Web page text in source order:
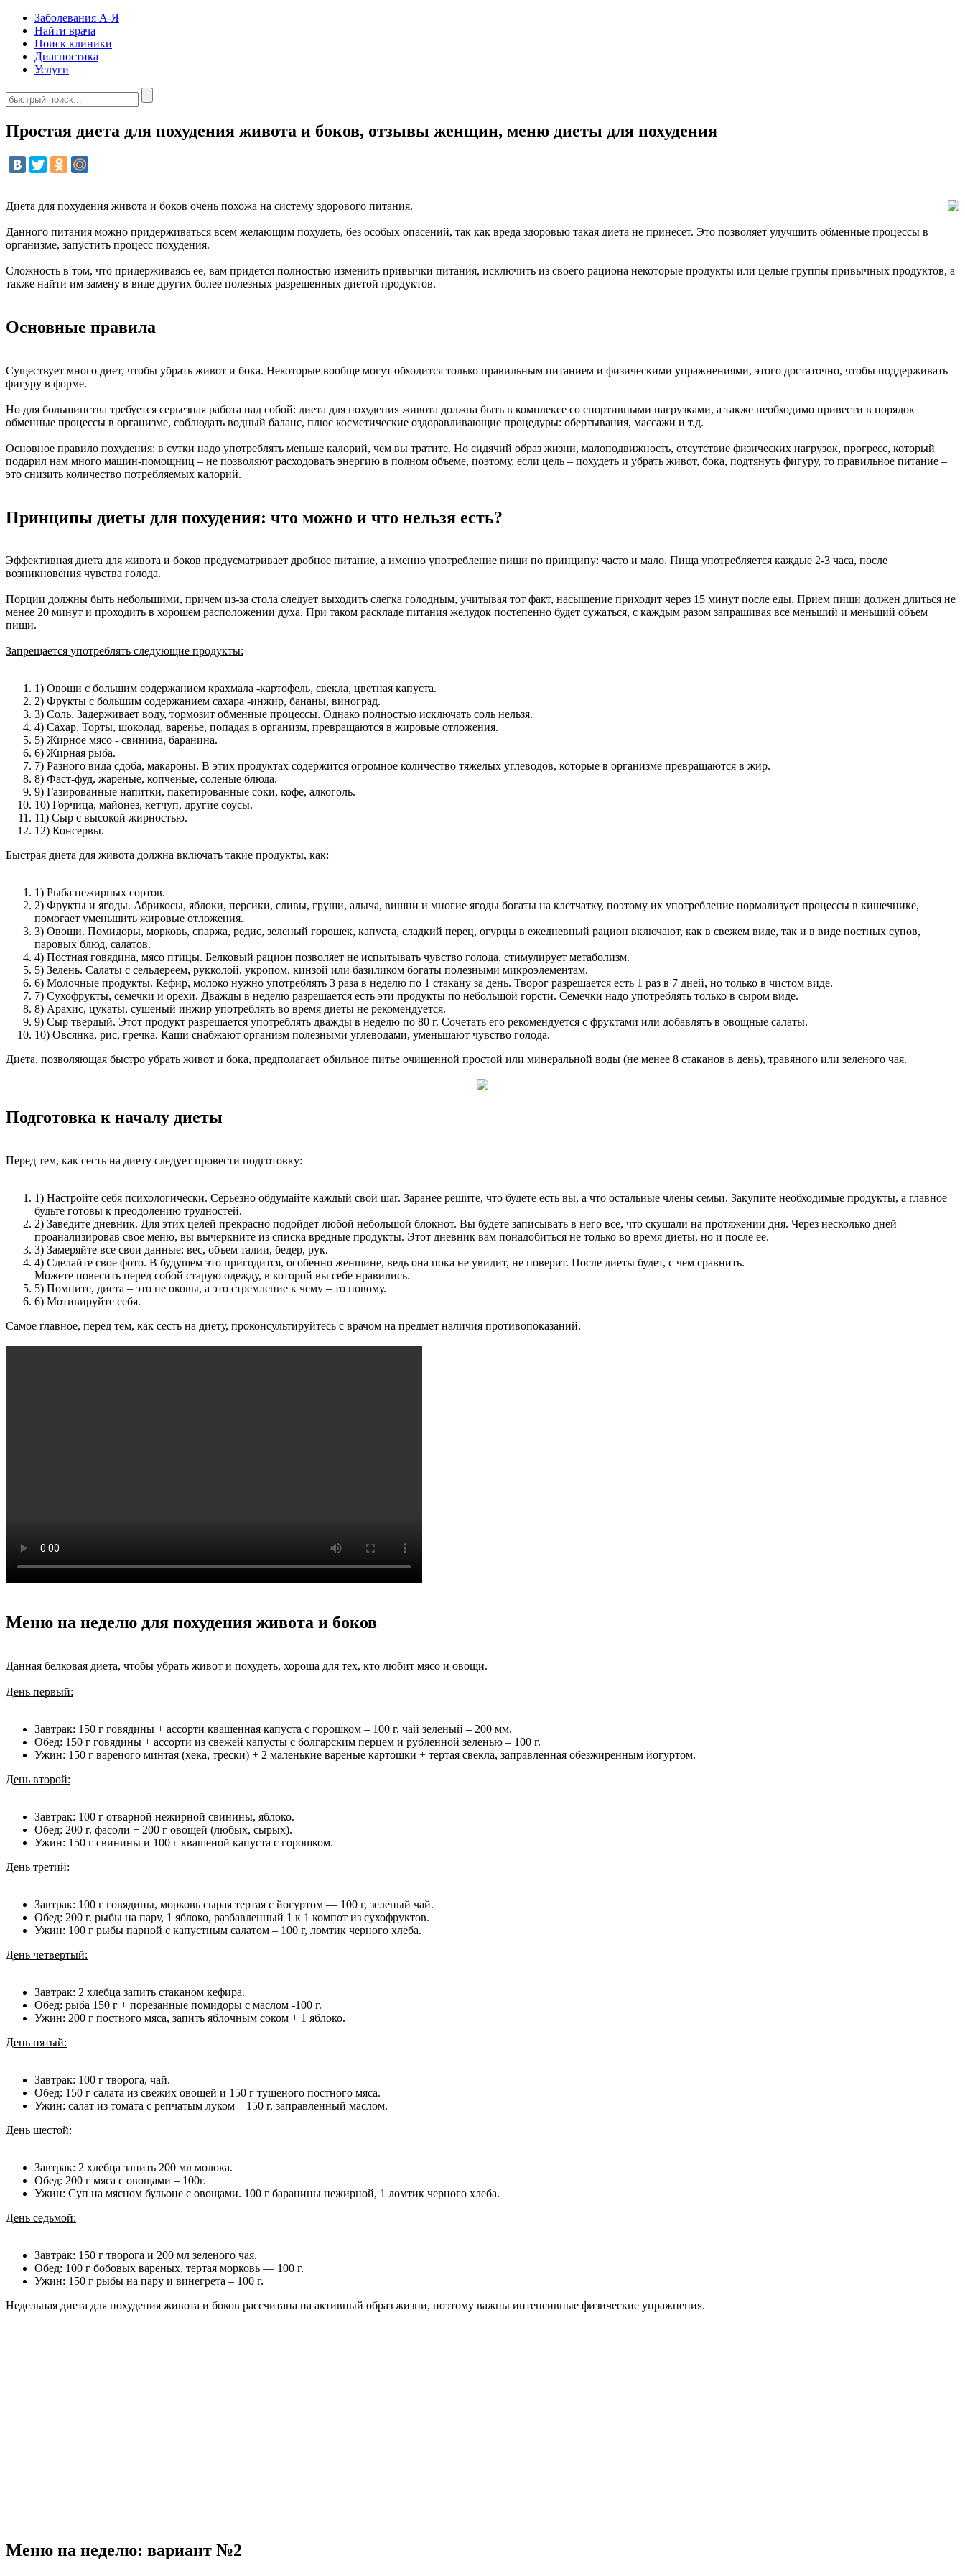
Заболевания А-Я
Найти врача
Поиск клиники
Диагностика
Услуги
Простая диета для похудения живота и боков, отзывы женщин, меню диеты для похудения
Диета для похудения живота и боков очень похожа на систему здорового питания.
Данного питания можно придерживаться всем желающим похудеть, без особых опасений, так как вреда здоровью такая диета не принесет. Это позволяет улучшить обменные процессы в
организме, запустить процесс похудения.
Сложность в том, что придерживаясь ее, вам придется полностью изменить привычки питания, исключить из своего рациона некоторые продукты или целые группы привычных продуктов, а
также найти им замену в виде других более полезных разрешенных диетой продуктов.
Основные правила
Существует много диет, чтобы убрать живот и бока. Некоторые вообще могут обходится только правильным питанием и физическими упражнениями, этого достаточно, чтобы поддерживать
фигуру в форме.
Но для большинства требуется серьезная работа над собой: диета для похудения живота должна быть в комплексе со спортивными нагрузками, а также необходимо привести в порядок
обменные процессы в организме, соблюдать водный баланс, плюс косметические оздоравливающие процедуры: обертывания, массажи и т.д.
Основное правило похудения: в сутки надо употреблять меньше калорий, чем вы тратите. Но сидячий образ жизни, малоподвижность, отсутствие физических нагрузок, прогресс, который
подарил нам много машин-помощниц – не позволяют расходовать энергию в полном объеме, поэтому, если цель – похудеть и убрать живот, бока, подтянуть фигуру, то правильное питание –
это снизить количество потребляемых калорий.
Принципы диеты для похудения: что можно и что нельзя есть?
Эффективная диета для живота и боков предусматривает дробное питание, а именно употребление пищи по принципу: часто и мало. Пища употребляется каждые 2-3 часа, после
возникновения чувства голода.
Порции должны быть небольшими, причем из-за стола следует выходить слегка голодным, учитывая тот факт, насыщение приходит через 15 минут после еды. Прием пищи должен длиться не
менее 20 минут и проходить в хорошем расположении духа. При таком раскладе питания желудок постепенно будет сужаться, с каждым разом запрашивая все меньший и меньший объем
пищи.
Запрещается употреблять следующие продукты:
1) Овощи с большим содержанием крахмала -­картофель, свекла, цветная капуста.
2) Фрукты с большим содержанием сахара -­инжир, бананы, виноград.
3) Соль. Задерживает воду, тормозит обменные процессы. Однако полностью исключать соль нельзя.
4) Сахар. Торты, шоколад, варенье, попадая в организм, превращаются в жировые отложения.
5) Жирное мясо - свинина, баранина.
6) Жирная рыба.
7) Разного вида сдоба, макароны. В этих продуктах содержится огромное количество тяжелых углеводов, которые в организме превращаются в жир.
8) Фаст-фуд, жареные, копченые, соленые блюда.
9) Газированные напитки, пакетированные соки, кофе, алкоголь.
10) Горчица, майонез, кетчуп, другие соусы.
11) Сыр с высокой жирностью.
12) Консервы.
Быстрая диета для живота должна включать такие продукты, как:
1) Рыба нежирных сортов.
2) Фрукты и ­ягоды. Абрикосы, яблоки, персики, сливы, груши, алыча, вишни и многие ягоды богаты на клетчатку, поэтому их употребление нормализует процессы в кишечнике,
помогает уменьшить жировые отложения.
3) Овощи. Помидоры, морковь, спаржа, редис, зеленый горошек, капуста, сладкий перец, огурцы в ежедневный рацион включают, как в свежем виде, так и в виде постных супов,
паровых блюд, салатов.
4) Постная говядина, мясо птицы. Белковый рацион позволяет не испытывать чувство голода, стимулирует метаболизм.
5) Зелень. Салаты с сельдереем, рукколой, укропом, кинзой или базиликом богаты полезными микроэлементам.
6) Молочные продукты. Кефир, молоко нужно употреблять 3 раза в неделю по 1 стакану за день. Творог разрешается есть 1 раз в 7 дней, но только в чистом виде.
7) Сухофрукты, семечки и орехи. Дважды в неделю разрешается есть эти продукты по небольшой горсти. Семечки надо употреблять только в сыром виде.
8) Арахис, цукаты, сушеный инжир употреблять во время диеты не рекомендуется.
9) Сыр твердый. Этот продукт разрешается употреблять дважды в неделю по 80 г. Сочетать его рекомендуется с фруктами или добавлять в овощные салаты.
10) Овсянка, рис, гречка. Каши снабжают организм полезными углеводами, уменьшают чувство голода.
Диета, позволяющая быстро убрать живот и бока, предполагает обильное питье очищенной простой или минеральной воды (не менее 8 стаканов в день), травяного или зеленого чая.
Подготовка к началу диеты
Перед тем, как сесть на диету следует провести подготовку:
1) Настройте себя психологически. Серьезно обдумайте каждый свой шаг. Заранее решите, что будете есть вы, а что остальные члены семьи. Закупите необходимые продукты, а главное
будьте готовы к преодолению трудностей.
2) Заведите дневник. Для этих целей прекрасно подойдет любой небольшой блокнот. Вы будете записывать в него все, что скушали на протяжении дня. Через несколько дней
проанализировав свое меню, вы вычеркните из списка вредные продукты. Этот дневник вам понадобиться не только во время диеты, но и после ее.
3) Замеряйте все свои данные: вес, объем талии, бедер, рук.
4) Сделайте свое фото. В будущем это пригодится, особенно женщине, ведь она пока не увидит, не поверит. После диеты будет, с чем сравнить.
Можете повесить перед собой старую одежду, в которой вы себе нравились.
5) Помните, диета – это не оковы, а это стремление к чему – то новому.
6) Мотивируйте себя.
Самое главное, перед тем, как сесть на диету, проконсультируйтесь с врачом на предмет наличия противопоказаний.
Меню на неделю для похудения живота и боков
Данная белковая диета, чтобы убрать живот и похудеть, хороша для тех, кто любит мясо и овощи.
День первый:
Завтрак: 150 г говядины + ассорти квашенная капуста с горошком – 100 г, чай зеленый – 200 мм.
Обед: 150 г говядины + ассорти из свежей капусты с болгарским перцем и рубленной зеленью – 100 г.
Ужин: 150 г вареного минтая (хека, трески) + 2 маленькие вареные картошки + тертая свекла, заправленная обезжиренным йогуртом.
День второй:
Завтрак: 100 г отварной нежирной свинины, яблоко.
Обед: 200 г. фасоли + 200 г овощей (любых, сырых).
Ужин: 150 г свинины и 100 г квашеной капуста с горошком.
День третий:
Завтрак: 100 г говядины, морковь сырая тертая с йогуртом — 100 г, зеленый чай.
Обед: 200 г. рыбы на пару, 1 яблоко, разбавленный 1 к 1 компот из сухофруктов.
Ужин: 100 г рыбы парной с капустным салатом – 100 г, ломтик черного хлеба.
День четвертый:
Завтрак: 2 хлебца запить стаканом кефира.
Обед: рыба 150 г + порезанные помидоры с маслом -100 г.
Ужин: 200 г постного мяса, запить яблочным соком + 1 яблоко.
День пятый:
Завтрак: 100 г творога, чай.
Обед: 150 г салата из свежих овощей и 150 г тушеного постного мяса.
Ужин: салат из томата с репчатым луком – 150 г, заправленный маслом.
День шестой:
Завтрак: 2 хлебца запить 200 мл молока.
Обед: 200 г мяса с овощами – 100г.
Ужин: Суп на мясном бульоне с овощами. 100 г баранины нежирной, 1 ломтик черного хлеба.
День седьмой:
Завтрак: 150 г творога и 200 мл зеленого чая.
Обед: 100 г бобовых вареных, тертая морковь — 100 г.
Ужин: 150 г рыбы на пару и винегрета – 100 г.
Недельная диета для похудения живота и боков рассчитана на активный образ жизни, поэтому важны интенсивные физические упражнения.
Меню на неделю: вариант №2